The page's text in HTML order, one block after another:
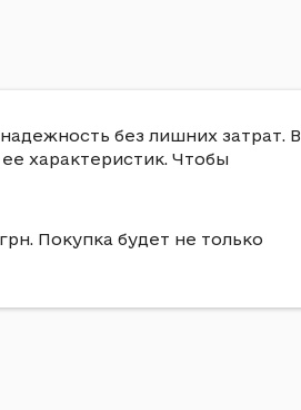
без лишних затрат. В
характеристик. Чтобы
Покупка будет не только